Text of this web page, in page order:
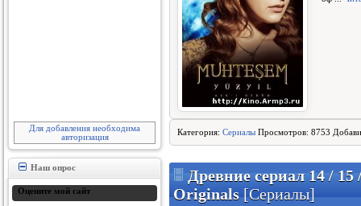
Для добавления необходима
авторизация
Наш опрос
Оцените мой сайт
Категория: Сериалы Просмотров: 8753
Древние сериал 14 /
Originals[Сериалы]